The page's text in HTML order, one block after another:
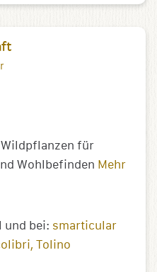
für
Wohlbefinden Mehr
und bei: smarticular
Tolino